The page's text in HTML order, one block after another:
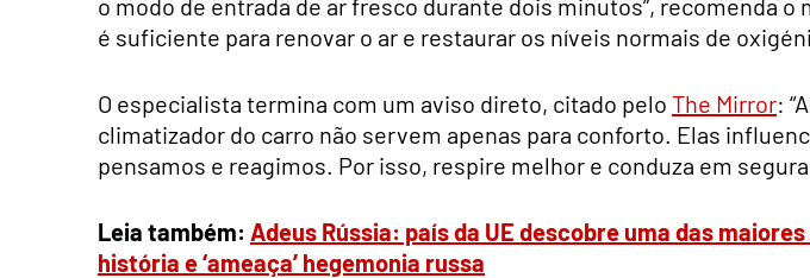
é suficiente para renovar o ar e restaurar os níveis normais de
O especialista termina com um aviso direto, citado pelo The Mirror:
climatizador do carro não servem apenas para conforto. Elas
pensamos e reagimos. Por isso, respire melhor e conduza em
Leia também: Adeus Rússia: país da UE descobre uma das
história e ‘ameaça’ hegemonia russa